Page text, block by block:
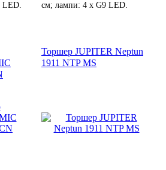
LED.
см; лампи: 4 х G9 LED.
Торшер JUPITER Neptun
1911 NTP MS